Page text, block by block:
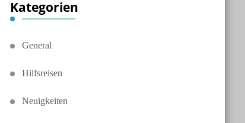
Kategorien
General
Hilfsreisen
Neuigkeiten